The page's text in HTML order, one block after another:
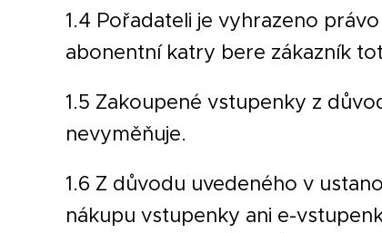
1.4 Pořadateli je vyhrazeno
abonentní katry bere zákazník
1.5 Zakoupené vstupenky z
nevyměňuje.
1.6 Z důvodu uvedeného v
nákupu vstupenky ani e-